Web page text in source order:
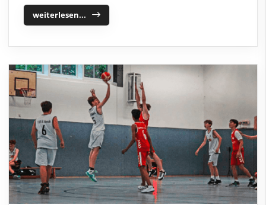
weiterlesen...